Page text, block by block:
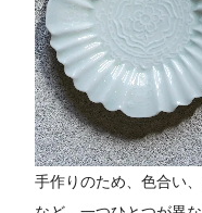
手作りのため、色合い